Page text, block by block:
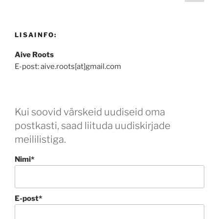
page
LISAINFO:
Aive Roots
E-post: aive.roots[at]gmail.com
Kui soovid värskeid uudiseid oma
postkasti, saad liituda uudiskirjade
meililistiga.
Nimi*
E-post*